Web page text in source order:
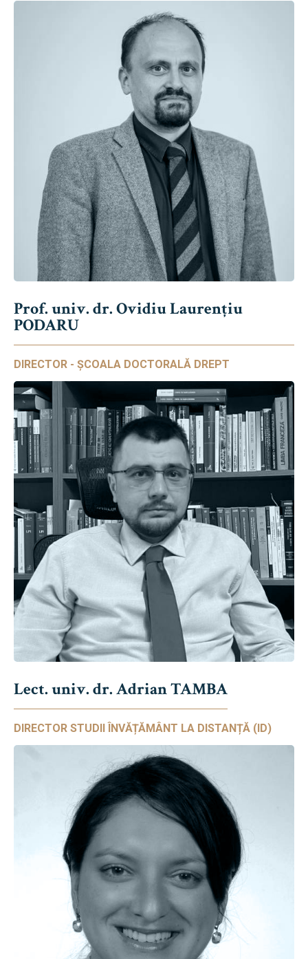
Prof. univ. dr. Ovidiu Laurențiu
PODARU
DIRECTOR - ȘCOALA DOCTORALĂ DREPT
Lect. univ. dr. Adrian TAMBA
DIRECTOR STUDII ÎNVĂȚĂMÂNT LA DISTANȚĂ (ID)